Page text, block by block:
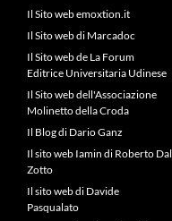
Il Sito web emoxtion.it
Il Sito web di Marcadoc
Il Sito web de La Forum
Editrice Universitaria Udinese
Il Sito web dell'Associazione
Molinetto della Croda
Il Blog di Dario Ganz
Il sito web Iamin di Roberto Dal
Zotto
Il sito web di Davide
Pasqualato